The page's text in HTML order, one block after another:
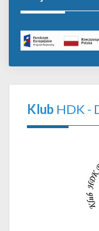
Klub HDK -